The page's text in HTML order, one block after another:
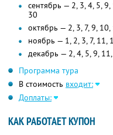
сентябрь — 2, 3, 4, 5,
30
октябрь — 2, 3, 7, 9,
ноябрь — 1, 2, 3, 7, 11,
декабрь — 2, 4, 5, 9,
Программа тура
В стоимость входит:
Доплаты:
КАК РАБОТАЕТ КУПОН